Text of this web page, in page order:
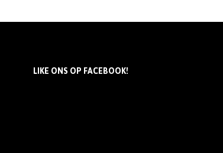
LIKE ONS OP FACEBOOK!